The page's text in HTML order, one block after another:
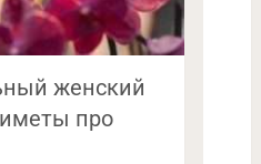
женский
про